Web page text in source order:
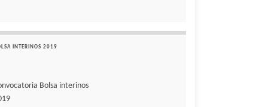
INTERINOS 2019
Bolsa interinos